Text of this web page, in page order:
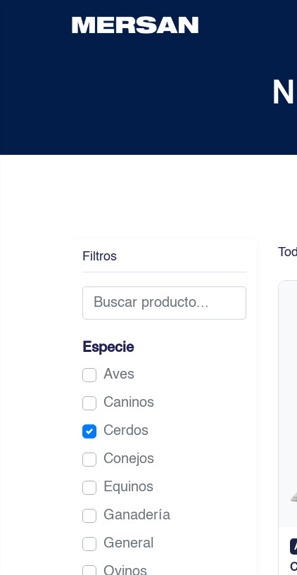
Filtros
Especie
Aves
Caninos
Cerdos
Conejos
Equinos
Ganadería
General
Ovinos